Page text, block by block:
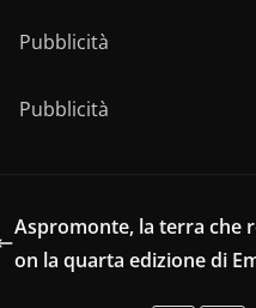
Pubblicità
Pubblicità
Aspromonte, la terra che
on la quarta edizione di